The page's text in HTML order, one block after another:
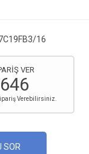
16
VER
Verebilirsiniz.
SOR